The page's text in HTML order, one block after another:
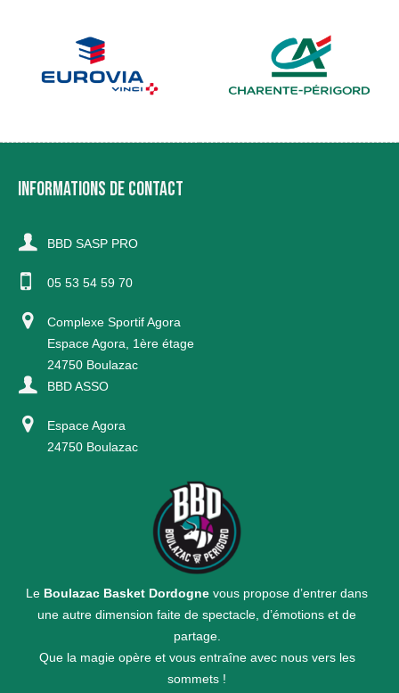
INFORMATIONS DE CONTACT
BBD SASP PRO
05 53 54 59 70
Complexe Sportif Agora
Espace Agora, 1ère étage
24750 Boulazac
BBD ASSO
Espace Agora
24750 Boulazac
Le Boulazac Basket Dordogne vous propose d’entrer dans
une autre dimension faite de spectacle, d’émotions et de
partage.
Que la magie opère et vous entraîne avec nous vers les
sommets !